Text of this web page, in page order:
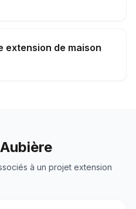
extension de maison
Aubière
à un projet extension